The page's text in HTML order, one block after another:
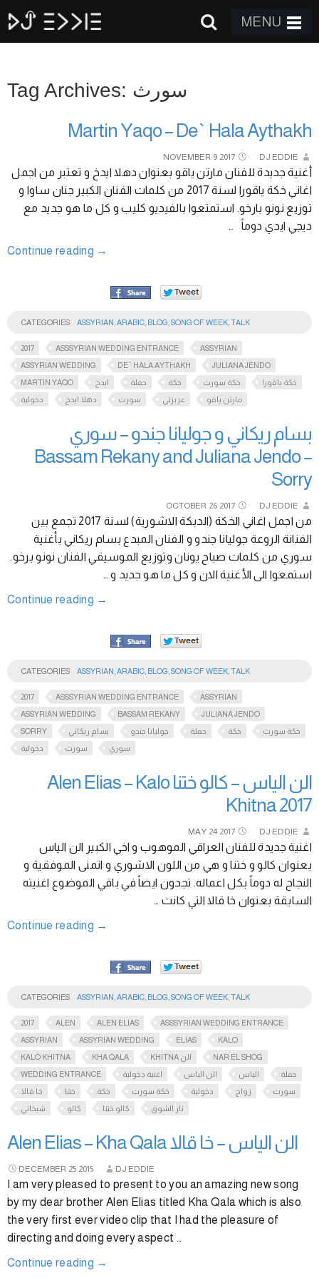
MENU
Tag Archives: سورث
Martin Yaqo – De` Hala Aythakh
NOVEMBER 9 2017 DJ EDDIE
أغنية جديدة للفنان مارتن ياقو بعنوان دهلا ايدخ و تعتبر من اجمل
اغاني خكة ياقورا لسنة 2017 من كلمات الفنان الكبير جنان ساوا و
توزيع نونو بارخو. استمتعوا بالفيديو كليب و كل ما هو جديد مع
ديجي ايدي دوماً …
Continue reading →
CATEGORIES ASSYRIAN ARABIC BLOG SONG OF WEEK TALK
2017 ASSSYRIAN WEDDING ENTRANCE
ASSYRIAN
ASSYRIAN WEDDING
DE` HALA AYTHAKH
JULIANA JENDO
MARTIN YAQO
ايدخ حفلة خكة خكة سورث
خكة ياقورا
دخولية
دهلا ايدخ سورث عزيزتي مارتن ياقو
بسام ريكاني و جوليانا جندو – سوري
Bassam Rekany and Juliana Jendo –
Sorry
OCTOBER 26 2017 DJ EDDIE
من اجمل اغاني الخكة (الدبكة الاشورية) لسنة 2017 تجمع بين
الفنانة الروعة جوليانا جندو و الفنان المبدع بسام ريكاني بأغنية
سوري من كلمات صباح يونان وتوزيع الموسيقي الفنان نونو برخو.
استمعوا الى الأغنية الان و كل ما هو جديد و …
Continue reading →
CATEGORIES ASSYRIAN ARABIC BLOG SONG OF WEEK TALK
2017 ASSSYRIAN WEDDING ENTRANCE
ASSYRIAN
ASSYRIAN WEDDING
BASSAM REKANY
JULIANA JENDO
SORRY
بسام ريكاني جوليانا جندو حفلة خكة
خكة سورث
دخولية
سورث سوري
الن الياس – كالو ختنا Alen Elias – Kalo
Khitna 2017
MAY 24 2017 DJ EDDIE
اغنية جديدة للفنان العراقي الموهوب و اخي الكبير الن الياس
بعنوان كالو و ختنا و هي من اللون الاشوري و اتمنى الموفقية و
النجاح له دوماً بكل اعماله. تجدون ايضاً في باقي الموضوع اغنيته
السابقة بعنوان خا قالا التي كانت …
Continue reading →
CATEGORIES ASSYRIAN ARABIC BLOG SONG OF WEEK TALK
2017 ALEN ALEN ELIAS
ASSSYRIAN WEDDING ENTRANCE
ASSYRIAN
ASSYRIAN WEDDING ELIAS
KALO
KALO KHITNA
KHA QALA KHITNA الن
NAR EL SHOG
WEDDING ENTRANCE
اغنية دخولية الن الياس الياس
حفلة
خا قالا
ختنا خكة خكة سورث دخولية زواج
سورث
شيخاني
كالو كالو ختنا نار الشوق
Alen Elias – Kha Qala الن الياس – خا قالا
DECEMBER 25 2015 DJ EDDIE
I am very pleased to present to you an amazing new song
by my dear brother Alen Elias titled Kha Qala which is also
the very first ever video clip that I had the pleasure of
directing and doing every aspect …
Continue reading →